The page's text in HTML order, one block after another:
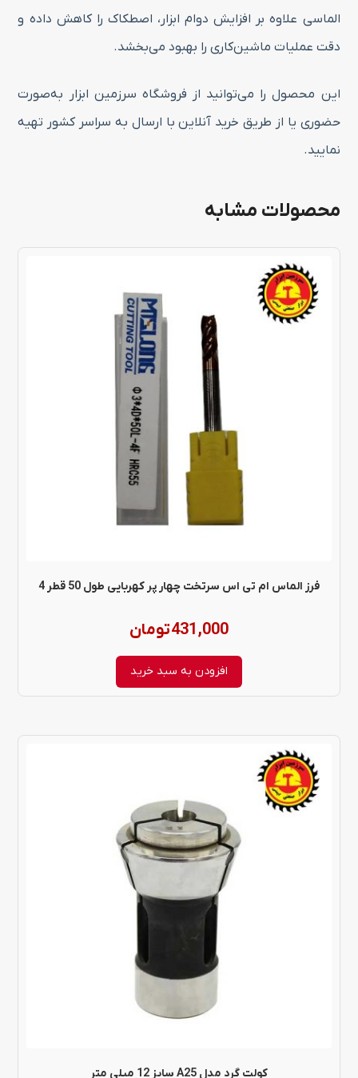
الماسی علاوه بر افزایش دوام ابزار، اصطکاک را کاهش داده و
دقت عملیات ماشین‌کاری را بهبود می‌بخشد.
این محصول را می‌توانید از فروشگاه سرزمین ابزار به‌صورت
حضوری یا از طریق خرید آنلاین با ارسال به سراسر کشور تهیه
نمایید.
محصولات مشابه
فرز الماس ام تی اس سرتخت چهار پر کهربایی طول 50 قطر 4
431,000تومان
افزودن به سبد خرید
کولت گرد مدل A25 سایز 12 میلی متر